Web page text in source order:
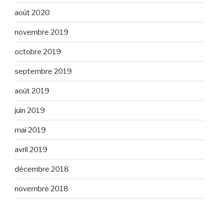
août 2020
novembre 2019
octobre 2019
septembre 2019
août 2019
juin 2019
mai 2019
avril 2019
décembre 2018
novembre 2018